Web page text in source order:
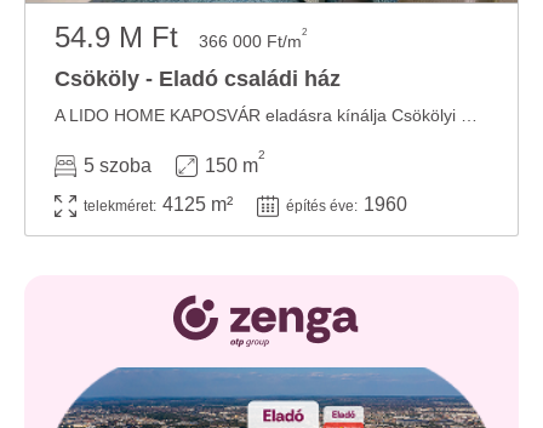
54.9 M Ft 366 000 Ft/m2
Csököly - Eladó családi ház
5 szoba 150 m
2
telekméret: 4125 m² építés éve: 1960